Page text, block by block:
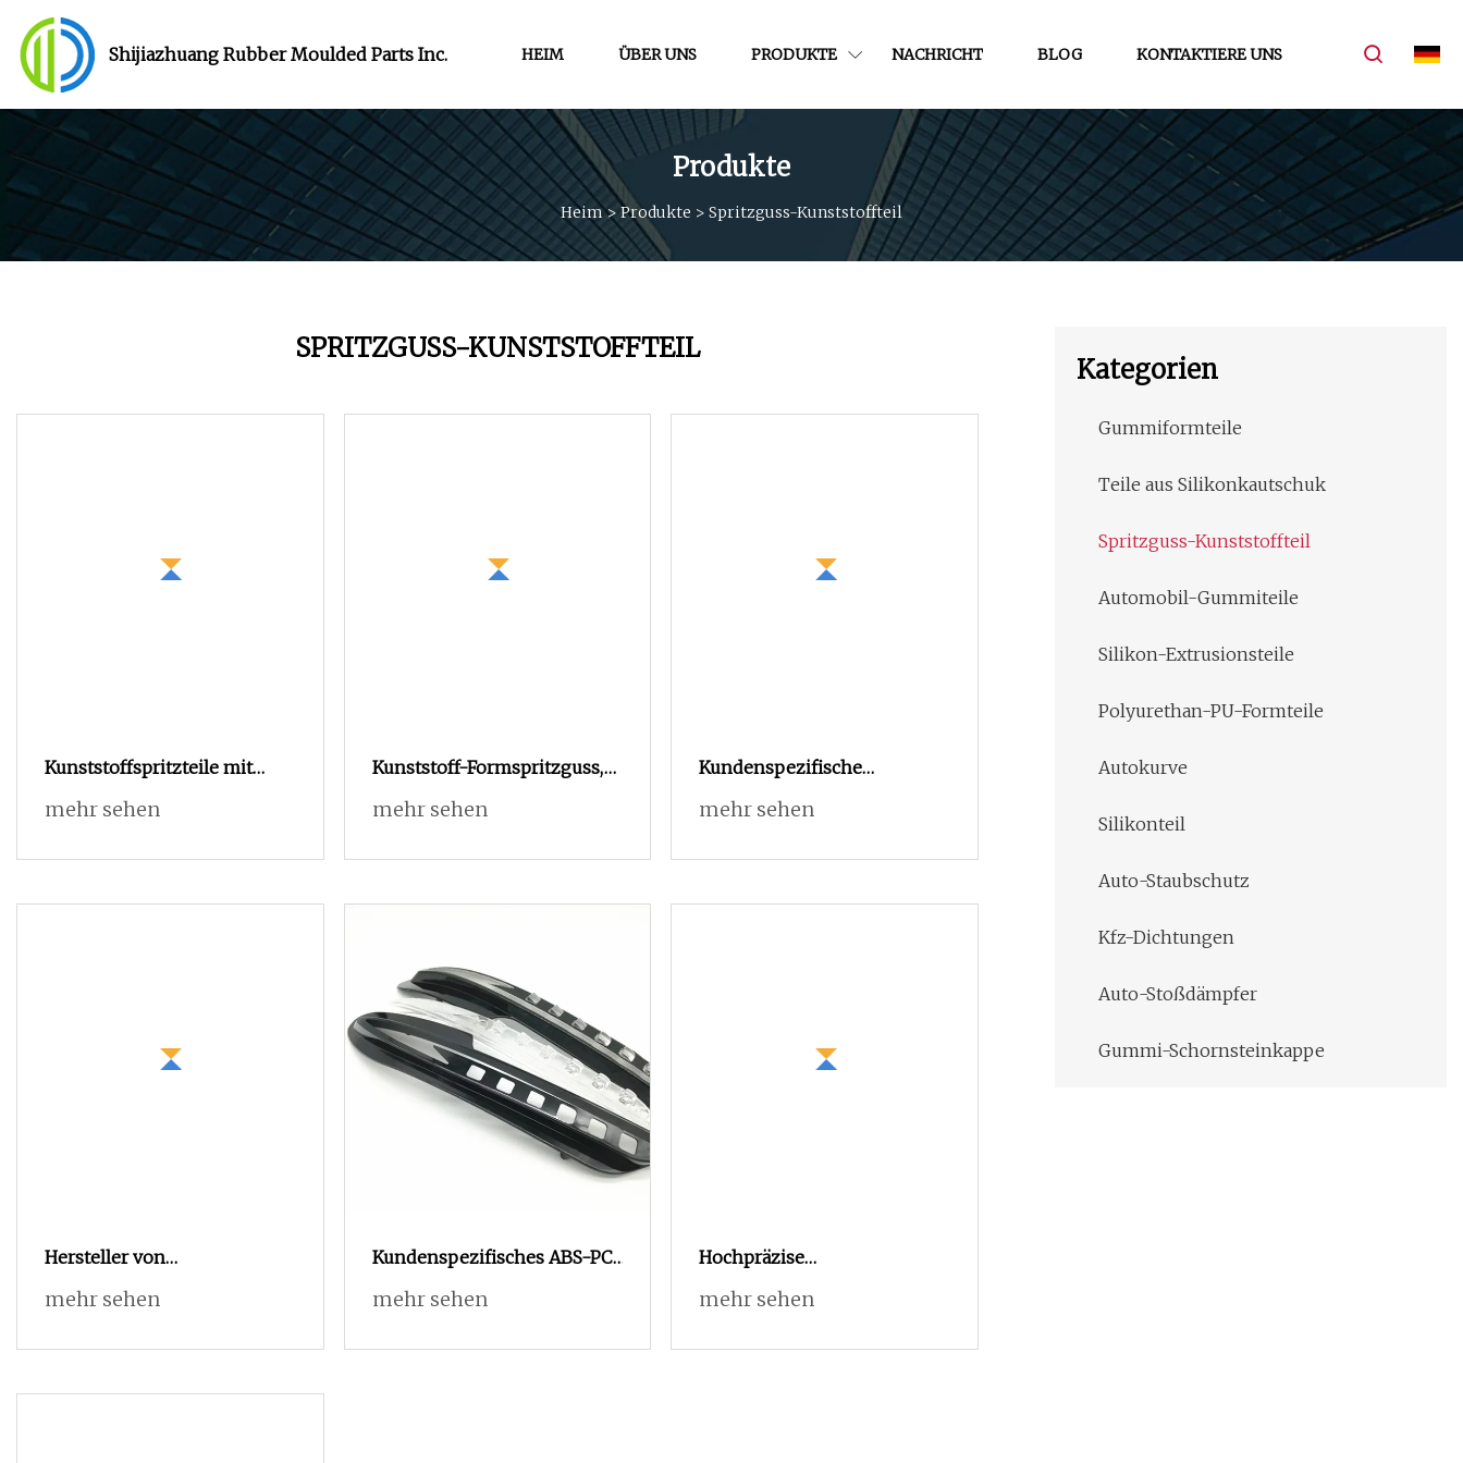
Shijiazhuang Rubber Moulded Parts Inc. HEIM ÜBER UNS PRODUKTE NACHRICHT BLOG KONTAKTIERE UNS
Produkte
Heim> Produkte > Spritzguss-Kunststoffteil
SPRITZGUSS-KUNSTSTOFFTEIL
Kunststoffspritzteile mit
optischem Transceiver und
mehr sehen
Kunststoff-Formspritzguss,
PP, ABS, PC, elektronischer
Kunststoffteile
mehr sehen
Kundenspezifische
Kunststoffteile, hergestellt
Kunststoffspritzgussverfahren
mehr sehen
Hersteller von
kundenspezifischem
PC-Kunststoffspritzgussteil
mehr sehen
Kundenspezifisches ABS-PC-
Kunststoffspritzgussprodukt
mehr sehen
Hochpräzise
kundenspezifische PC-ABS-
Kunststoffteile
mehr sehen
Kategorien
Gummiformteile
Teile aus Silikonkautschuk
Spritzguss-Kunststoffteil
Automobil-Gummiteile
Silikon-Extrusionsteile
Polyurethan-PU-Formteile
Autokurve
Silikonteil
Auto-Staubschutz
Kfz-Dichtungen
Auto-Stoßdämpfer
Gummi-Schornsteinkappe